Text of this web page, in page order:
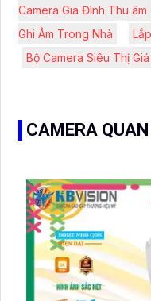
Camera Gia Đình Thu âm
Ghi Âm Trong Nhà
Bộ Camera Siêu Thị Giá
CAMERA